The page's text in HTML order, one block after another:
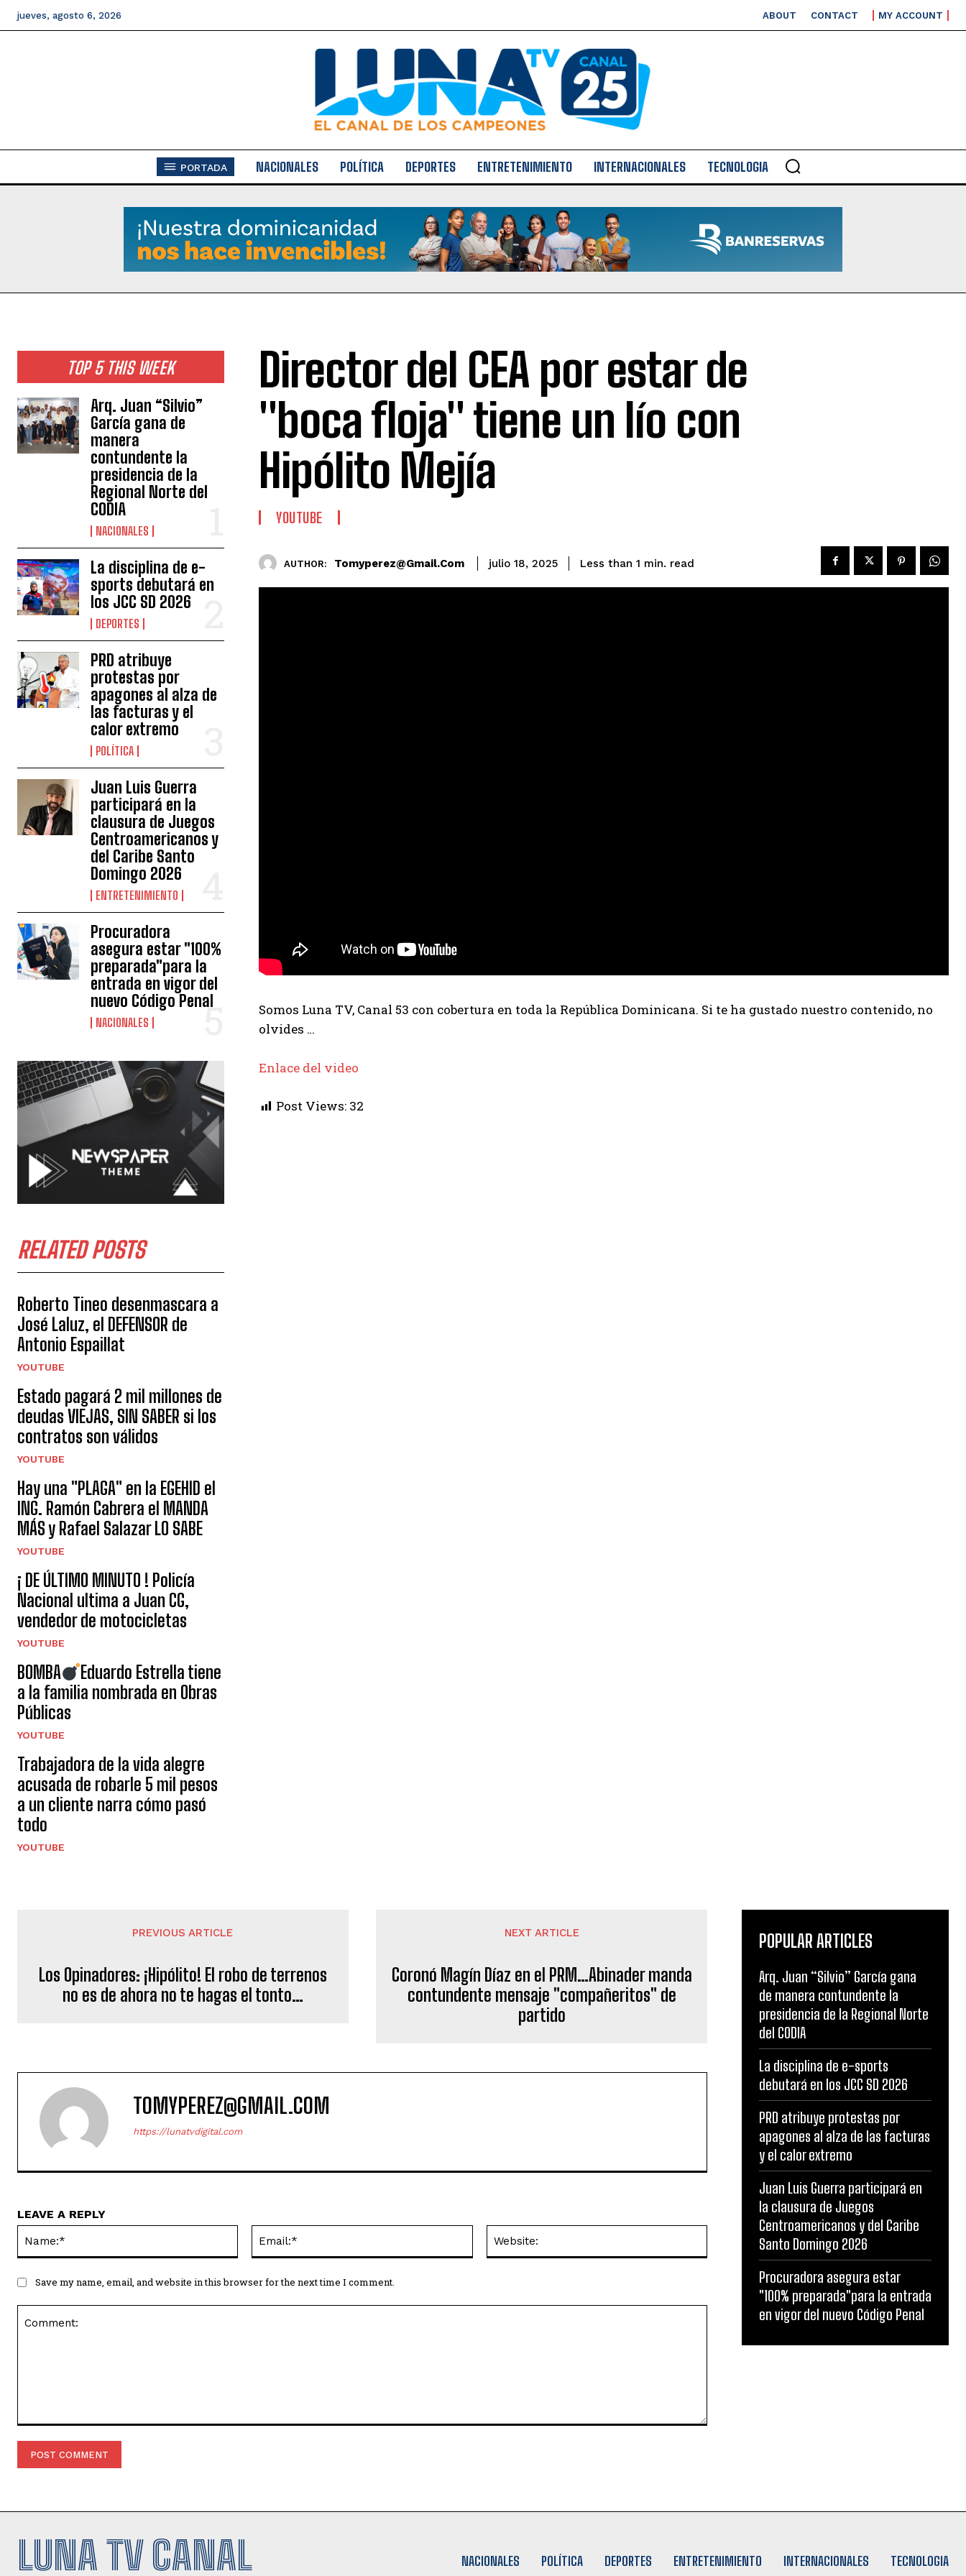
jueves, agosto 6, 2026 ABOUT CONTACT MY ACCOUNT
PORTADA NACIONALES POLÍTICA DEPORTES ENTRETENIMIENTO INTERNACIONALES TECNOLOGIA
TOP 5 THIS WEEK
Arq. Juan “Silvio”
García gana de
manera
contundente la
presidencia de la
Regional Norte del
CODIA
NACIONALES
La disciplina de e-
sports debutará en
los JCC SD 2026
DEPORTES
PRD atribuye
protestas por
apagones al alza de
las facturas y el
calor extremo
POLÍTICA
Juan Luis Guerra
participará en la
clausura de Juegos
Centroamericanos y
del Caribe Santo
Domingo 2026
ENTRETENIMIENTO
Procuradora
asegura estar "100%
preparada"para la
entrada en vigor del
nuevo Código Penal
NACIONALES
RELATED POSTS
Roberto Tineo desenmascara a
José Laluz, el DEFENSOR de
Antonio Espaillat
YOUTUBE
Estado pagará 2 mil millones de
deudas VIEJAS, SIN SABER si los
contratos son válidos
YOUTUBE
Hay una "PLAGA" en la EGEHID el
ING. Ramón Cabrera el MANDA
MÁS y Rafael Salazar LO SABE
YOUTUBE
¡ DE ÚLTIMO MINUTO ! Policía
Nacional ultima a Juan CG,
vendedor de motocicletas
YOUTUBE
BOMBA
Eduardo Estrella tiene
a la familia nombrada en Obras
Públicas
YOUTUBE
Trabajadora de la vida alegre
acusada de robarle 5 mil pesos
a un cliente narra cómo pasó
todo
YOUTUBE
Director del CEA por estar de
"boca floja" tiene un lío con
Hipólito Mejía
YOUTUBE
AUTHOR: Tomyperez@gmail.com julio 18, 2025 Less than 1 min. read
Somos Luna TV, Canal 53 con cobertura en toda la República Dominicana. Si te ha gustado nuestro contenido, no
olvides …
Enlace del video
Post Views: 32
PREVIOUS ARTICLE
Los Opinadores: ¡Hipólito! El robo de terrenos
no es de ahora no te hagas el tonto…
NEXT ARTICLE
Coronó Magín Díaz en el PRM…Abinader manda
contundente mensaje "compañeritos" de
partido
TOMYPEREZ@GMAIL.COM
https://lunatvdigital.com
LEAVE A REPLY
Save my name, email, and website in this browser for the next time I comment.
POPULAR ARTICLES
Arq. Juan “Silvio” García gana
de manera contundente la
presidencia de la Regional Norte
del CODIA
La disciplina de e-sports
debutará en los JCC SD 2026
PRD atribuye protestas por
apagones al alza de las facturas
y el calor extremo
Juan Luis Guerra participará en
la clausura de Juegos
Centroamericanos y del Caribe
Santo Domingo 2026
Procuradora asegura estar
"100% preparada"para la entrada
en vigor del nuevo Código Penal
LUNA TV CANAL
NACIONALES POLÍTICA DEPORTES ENTRETENIMIENTO INTERNACIONALES TECNOLOGIA